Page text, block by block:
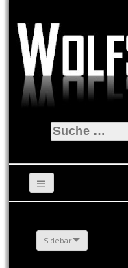
Suche
nach:
Sidebar